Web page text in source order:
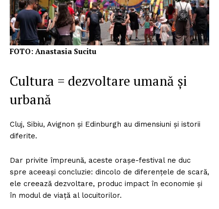
FOTO: Anastasia Sucitu
Cultura = dezvoltare umană și
urbană
Cluj, Sibiu, Avignon și Edinburgh au dimensiuni și istorii
diferite.
Dar privite împreună, aceste orașe-festival ne duc
spre aceeași concluzie: dincolo de diferențele de scară,
ele creează dezvoltare, produc impact în economie și
în modul de viață al locuitorilor.